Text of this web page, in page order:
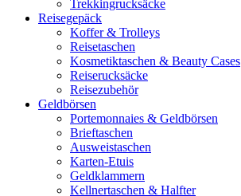
Trekkingrucksäcke
Reisegepäck
Koffer & Trolleys
Reisetaschen
Kosmetiktaschen & Beauty Cases
Reiserucksäcke
Reisezubehör
Geldbörsen
Portemonnaies & Geldbörsen
Brieftaschen
Ausweistaschen
Karten-Etuis
Geldklammern
Kellnertaschen & Halfter